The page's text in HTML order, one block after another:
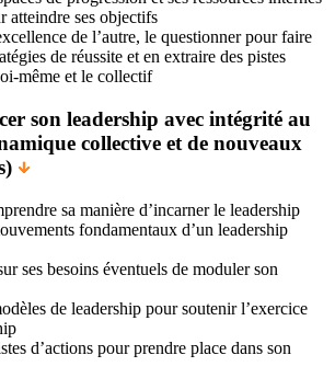
atteindre ses objectifs
de l’autre, le questionner pour faire
de réussite et en extraire des pistes
même et le collectif
son leadership avec intégrité au
collective et de nouveaux
sa manière d’incarner le leadership
fondamentaux d’un leadership
ses besoins éventuels de moduler son
de leadership pour soutenir l’exercice
d’actions pour prendre place dans son